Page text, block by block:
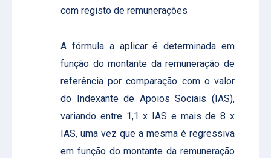
com registo de remunerações
A fórmula a aplicar é determinada em
função do montante da remuneração de
referência por comparação com o valor
do Indexante de Apoios Sociais (IAS),
variando entre 1,1 x IAS e mais de 8 x
IAS, uma vez que a mesma é regressiva
em função do montante da remuneração